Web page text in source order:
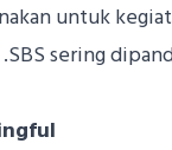
untuk
sering